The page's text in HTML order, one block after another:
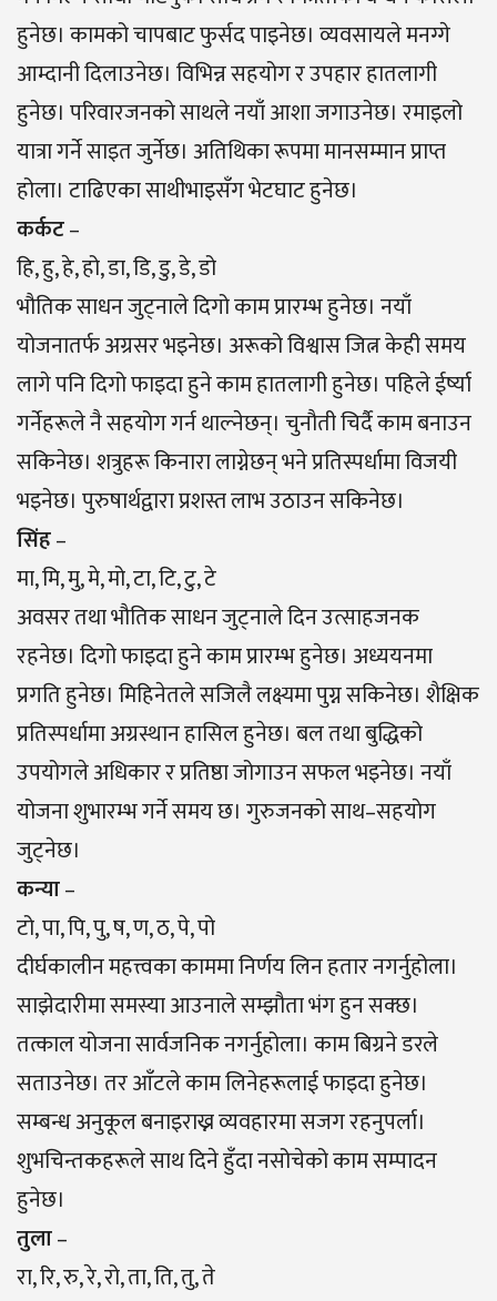
हुनेछ। कामको चापबाट फुर्सद पाइनेछ। व्यवसायले मनग्गे
आम्दानी दिलाउनेछ। विभिन्न सहयोग र उपहार हातलागी
हुनेछ। परिवारजनको साथले नयाँ आशा जगाउनेछ। रमाइलो
यात्रा गर्ने साइत जुर्नेछ। अतिथिका रूपमा मानसम्मान प्राप्त
होला। टाढिएका साथीभाइसँग भेटघाट हुनेछ।
कर्कट–
हि, हु, हे, हो, डा, डि, डु, डे, डो
भौतिक साधन जुट्नाले दिगो काम प्रारम्भ हुनेछ। नयाँ
योजनातर्फ अग्रसर भइनेछ। अरूको विश्वास जित्न केही समय
लागे पनि दिगो फाइदा हुने काम हातलागी हुनेछ। पहिले ईर्ष्या
गर्नेहरूले नै सहयोग गर्न थाल्नेछन्। चुनौती चिर्दै काम बनाउन
सकिनेछ। शत्रुहरू किनारा लाग्नेछन् भने प्रतिस्पर्धामा विजयी
भइनेछ। पुरुषार्थद्वारा प्रशस्त लाभ उठाउन सकिनेछ।
सिंह–
मा, मि, मु, मे, मो, टा, टि, टु, टे
अवसर तथा भौतिक साधन जुट्नाले दिन उत्साहजनक
रहनेछ। दिगो फाइदा हुने काम प्रारम्भ हुनेछ। अध्ययनमा
प्रगति हुनेछ। मिहिनेतले सजिलै लक्ष्यमा पुग्न सकिनेछ। शैक्षिक
प्रतिस्पर्धामा अग्रस्थान हासिल हुनेछ। बल तथा बुद्धिको
उपयोगले अधिकार र प्रतिष्ठा जोगाउन सफल भइनेछ। नयाँ
योजना शुभारम्भ गर्ने समय छ। गुरुजनकाे साथ–सहयाेग
जुट्नेछ।
कन्या–
टो, पा, पि, पु, ष, ण, ठ, पे, पो
दीर्घकालीन महत्त्वका काममा निर्णय लिन हतार नगर्नुहोला।
साझेदारीमा समस्या आउनाले सम्झौता भंग हुन सक्छ।
तत्काल योजना सार्वजनिक नगर्नुहोला। काम बिग्रने डरले
सताउनेछ। तर आँटले काम लिनेहरूलाई फाइदा हुनेछ।
सम्बन्ध अनुकूल बनाइराख्न व्यवहारमा सजग रहनुपर्ला।
शुभचिन्तकहरूले साथ दिने हुँदा नसोचेको काम सम्पादन
हुनेछ।
तुला–
रा, रि, रु, रे, रो, ता, ति, तु, ते